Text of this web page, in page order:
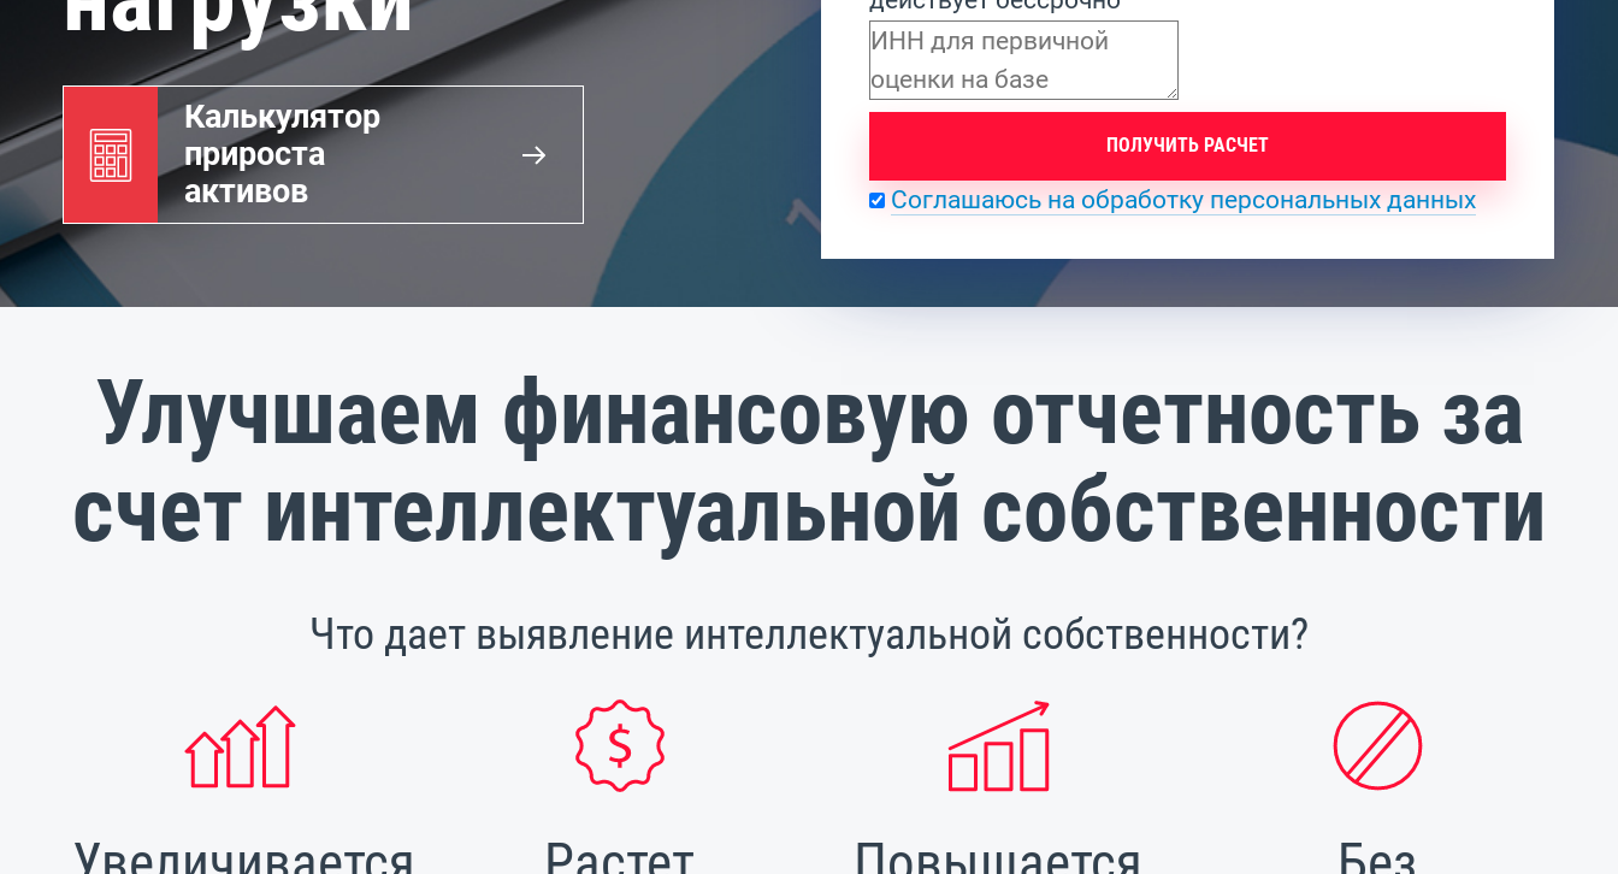
Калькулятор
прироста
активов
ПОЛУЧИТЬ РАСЧЕТ
Соглашаюсь на обработку персональных данных
Улучшаем финансовую отчетность за
счет интеллектуальной собственности
Что дает выявление интеллектуальной собственности?